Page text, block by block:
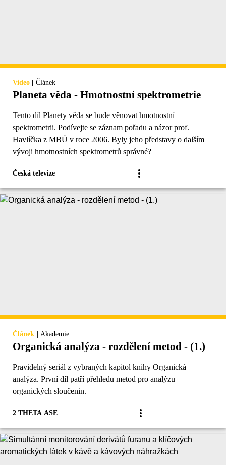
Video | Článek
Planeta věda - Hmotnostní spektrometrie
Tento díl Planety věda se bude věnovat hmotnostní
spektrometrii. Podívejte se záznam pořadu a názor prof.
Havlíčka z MBÚ v roce 2006. Byly jeho představy o dalším
vývoji hmotnostních spektrometrů správné?
Česká televize
Článek | Akademie
Organická analýza - rozdělení metod - (1.)
Pravidelný seriál z vybraných kapitol knihy Organická
analýza. První díl patří přehledu metod pro analýzu
organických sloučenin.
2 THETA ASE